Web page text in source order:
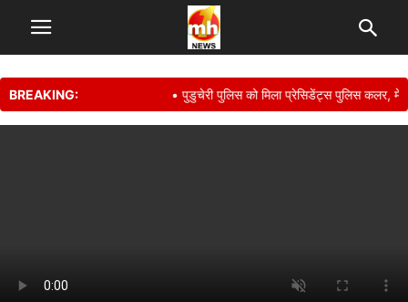
BREAKING: • पुडुचेरी पुलिस को मिला प्रेसिडेंट्स पुलिस कलर,